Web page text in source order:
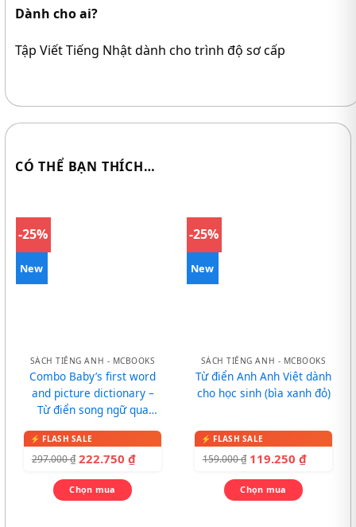
Dành cho ai?
Tập Viết Tiếng Nhật dành cho trình độ sơ cấp
CÓ THỂ BẠN THÍCH…
-25%
New
SÁCH TIẾNG ANH - MCBOOKS
Combo Baby’s first word
and picture dictionary –
Từ điển song ngữ qua
297.000₫ 222.750 ₫
Chọn mua
-25%
New
SÁCH TIẾNG ANH - MCBOOKS
Từ điển Anh Anh Việt dành
cho học sinh (bìa xanh đỏ)
159.000₫ 119.250 ₫
Chọn mua